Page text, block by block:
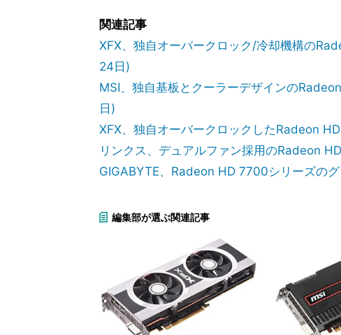
関連記事
XFX、独自オーバークロック/冷却機構の
24日)
MSI、独自基板とクーラーデザインの
日)
XFX、独自オーバークロックしたRadeon
リンクス、デュアルファン採用のRadeon
GIGABYTE、Radeon HD 7700シリーズの
編集部が選ぶ関連記事